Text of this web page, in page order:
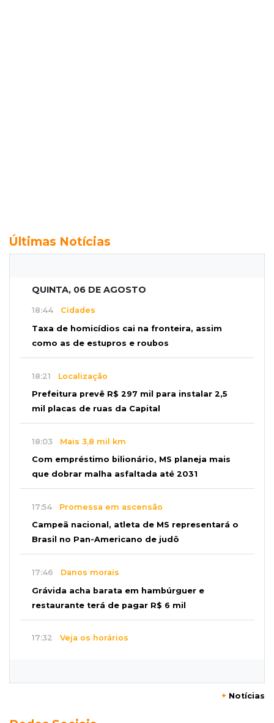
Últimas Notícias
QUINTA, 06 DE AGOSTO
18:44 Cidades
Taxa de homicídios cai na fronteira, assim
como as de estupros e roubos
18:21 Localização
Prefeitura prevê R$ 297 mil para instalar 2,5
mil placas de ruas da Capital
18:03 Mais 3,8 mil km
Com empréstimo bilionário, MS planeja mais
que dobrar malha asfaltada até 2031
17:54 Promessa em ascensão
Campeã nacional, atleta de MS representará o
Brasil no Pan-Americano de judô
17:46 Danos morais
Grávida acha barata em hambúrguer e
restaurante terá de pagar R$ 6 mil
17:32 Veja os horários
+ Notícias